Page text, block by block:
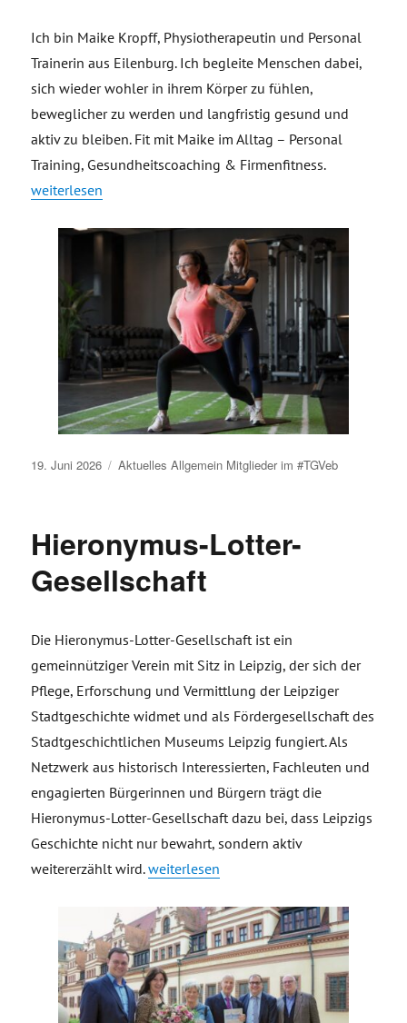
Ich bin Maike Kropff, Physiotherapeutin und Personal
Trainerin aus Eilenburg. Ich begleite Menschen dabei,
sich wieder wohler in ihrem Körper zu fühlen,
beweglicher zu werden und langfristig gesund und
aktiv zu bleiben. Fit mit Maike im Alltag – Personal
Training, Gesundheitscoaching & Firmenfitness.
„Fit mit Maike – Personal Training, Gesundheitscoaching &
weiterlesen
Veröffentlicht
19. Juni 2026 Aktuelles Allgemein Mitglieder im #TGVeb
Hieronymus-Lotter-
Gesellschaft
Die Hieronymus-Lotter-Gesellschaft ist ein
gemeinnütziger Verein mit Sitz in Leipzig, der sich der
Pflege, Erforschung und Vermittlung der Leipziger
Stadtgeschichte widmet und als Fördergesellschaft des
Stadtgeschichtlichen Museums Leipzig fungiert. Als
Netzwerk aus historisch Interessierten, Fachleuten und
engagierten Bürgerinnen und Bürgern trägt die
Hieronymus-Lotter-Gesellschaft dazu bei, dass Leipzigs
Geschichte nicht nur bewahrt, sondern aktiv
weitererzählt wird.„Hieronymus-Lotter-Gesellschaft“
weiterlesen